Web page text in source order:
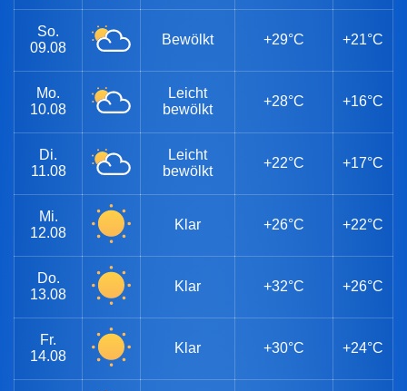
So.
09.08
Bewölkt +29°C +21°C
Mo.
10.08
Leicht
bewölkt
+28°C +16°C
Di.
11.08
Leicht
bewölkt
+22°C +17°C
Mi.
12.08
Klar +26°C +22°C
Do.
13.08
Klar +32°C +26°C
Fr.
14.08
Klar +30°C +24°C